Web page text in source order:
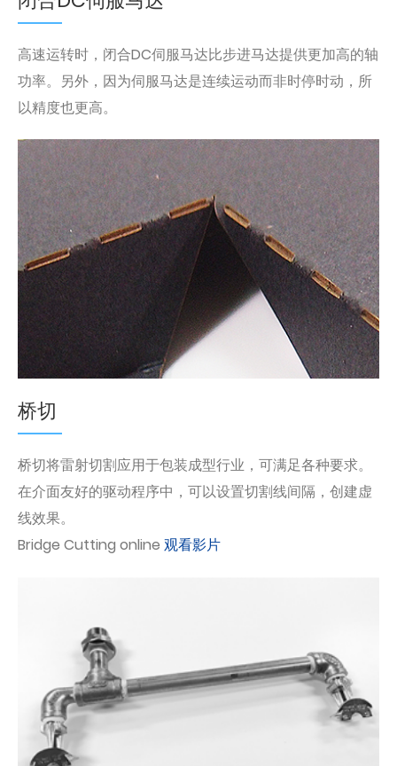
高速运转时，闭合DC伺服马达比步进马达提供更加高的轴
功率。另外，因为伺服马达是连续运动而非时停时动，所
以精度也更高。
桥切
桥切将雷射切割应用于包装成型行业，可满足各种要求。
在介面友好的驱动程序中，可以设置切割线间隔，创建虚
线效果。
Bridge Cutting online 观看影片